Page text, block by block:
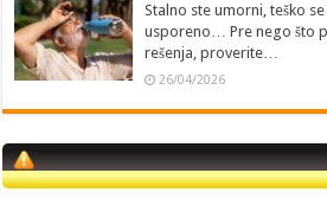
Stalno ste umorni, teško
usporeno… Pre nego što
rešenja, proverite…
26/04/2026